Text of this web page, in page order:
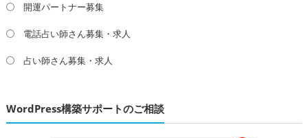
開運パートナー募集
電話占い師さん募集・求人
占い師さん募集・求人
WordPress構築サポートのご相談